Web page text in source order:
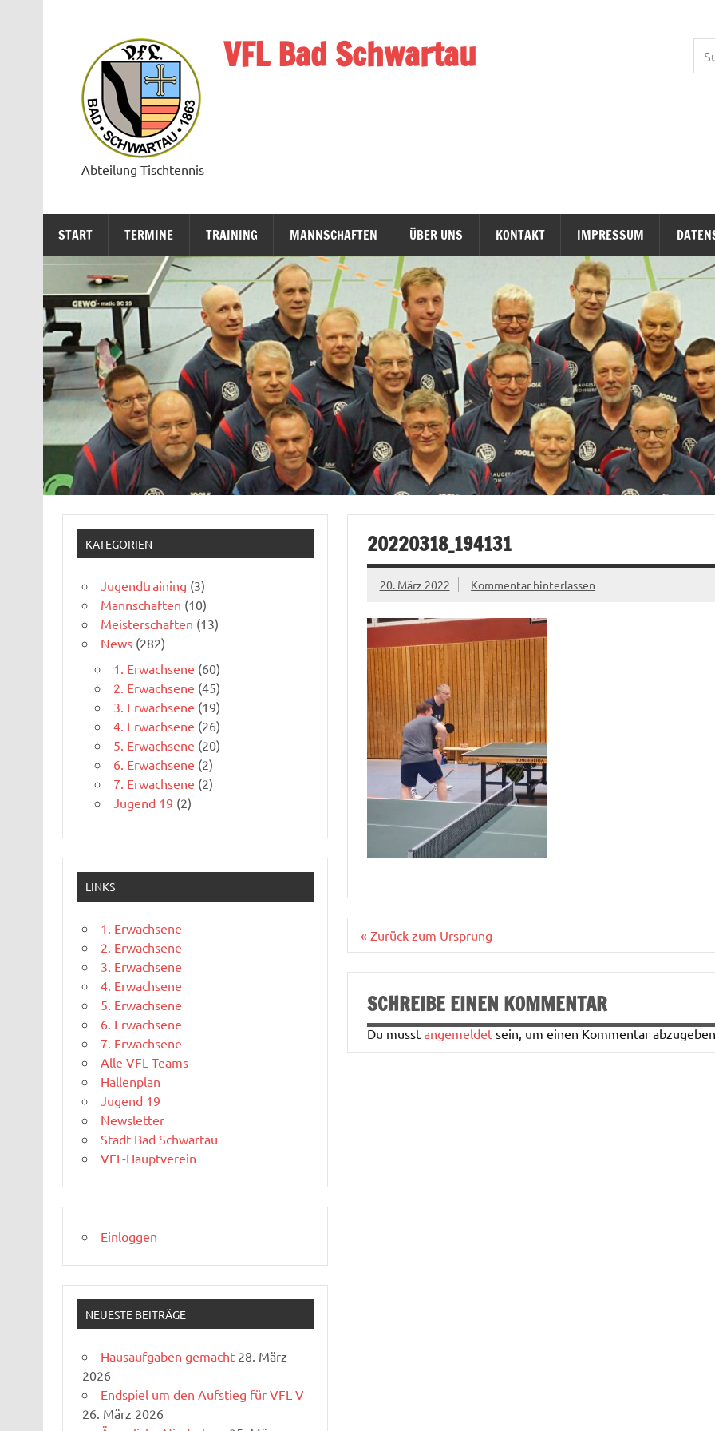
VFL Bad Schwartau
Abteilung Tischtennis
START TERMINE TRAINING MANNSCHAFTEN ÜBER UNS KONTAKT IMPRESSUM
20220318_194131
20. März 2022 Kommentar hinterlassen
Beitragsnavigation
« Zurück zum Ursprung
SCHREIBE EINEN KOMMENTAR
Du musst angemeldetsein, um einen Kommentar
KATEGORIEN
Jugendtraining (3)
Mannschaften (10)
Meisterschaften (13)
News(282)
1. Erwachsene (60)
2. Erwachsene (45)
3. Erwachsene (19)
4. Erwachsene (26)
5. Erwachsene (20)
6. Erwachsene (2)
7. Erwachsene (2)
Jugend 19 (2)
LINKS
1. Erwachsene
2. Erwachsene
3. Erwachsene
4. Erwachsene
5. Erwachsene
6. Erwachsene
7. Erwachsene
Alle VFL Teams
Hallenplan
Jugend 19
Newsletter
Stadt Bad Schwartau
VFL-Hauptverein
Einloggen
NEUESTE BEITRÄGE
Hausaufgaben gemacht 28. März
2026
Endspiel um den Aufstieg für VFL V
26. März 2026